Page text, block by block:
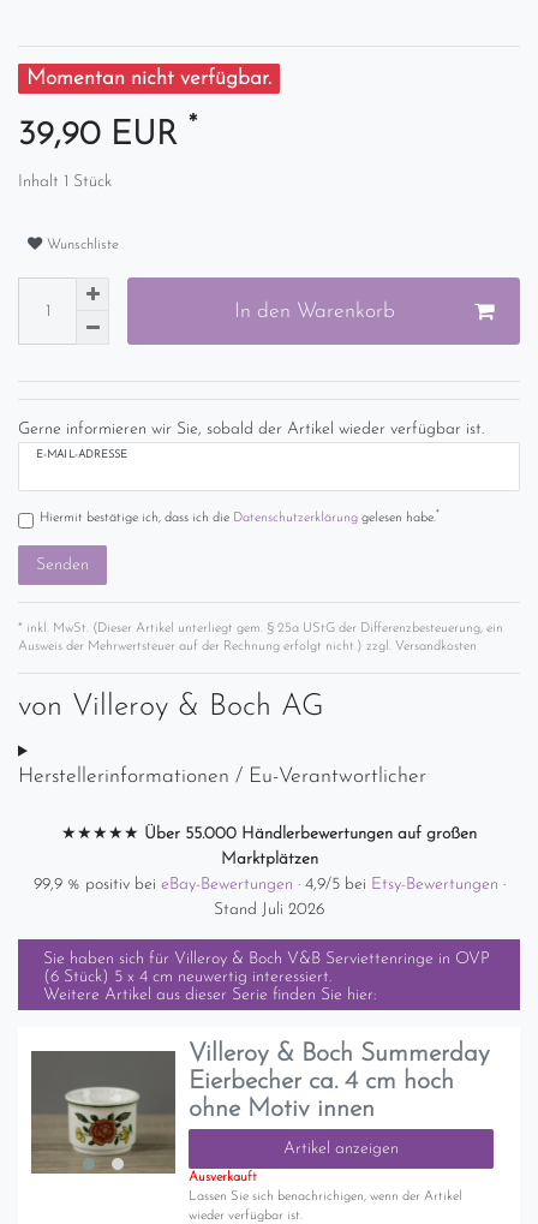
Momentan nicht verfügbar.
39,90 EUR *
Inhalt 1 Stück
Wunschliste
In den Warenkorb
Gerne informieren wir Sie, sobald der Artikel wieder verfügbar ist.
E-MAIL-ADRESSE
Hiermit bestätige ich, dass ich die Daten­schutz­erklärunggelesen habe.*
Senden
* inkl. MwSt. (Dieser Artikel unterliegt gem. § 25a UStG der Differenzbesteuerung, ein
Ausweis der Mehrwertsteuer auf der Rechnung erfolgt nicht.) zzgl. Versandkosten
von Villeroy & Boch AG
Herstellerinformationen / Eu-Verantwortlicher
★★★★★ Über 55.000 Händlerbewertungen auf großen
Marktplätzen
99,9 % positiv bei eBay-Bewertungen · 4,9/5 bei Etsy-Bewertungen ·
Stand Juli 2026
Sie haben sich für Villeroy & Boch V&B Serviettenringe in OVP
(6 Stück) 5 x 4 cm neuwertig interessiert.
Weitere Artikel aus dieser Serie finden Sie hier:
Villeroy & Boch Summerday
Eierbecher ca. 4 cm hoch
ohne Motiv innen
Artikel anzeigen
Ausverkauft
Lassen Sie sich benachrichigen, wenn der Artikel
wieder verfügbar ist.